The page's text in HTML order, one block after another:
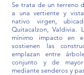
Se trata de un terreno
a una vertiente y
nativo virgen,
Quitacalzon, Valdivia.
mínimo impacto en
sostienen las
emplazan entre
conjunto y de
mediante senderos y